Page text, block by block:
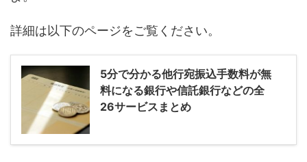
詳細は以下のページをご覧ください。
5分で分かる他行宛振込手数料が無
料になる銀行や信託銀行などの全
26サービスまとめ